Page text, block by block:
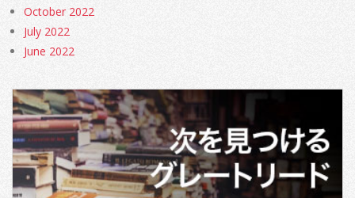
October 2022
July 2022
June 2022